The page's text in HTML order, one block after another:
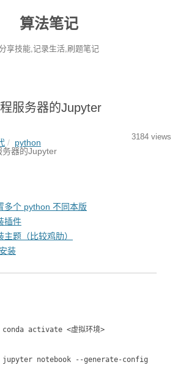
算法笔记
享技能,记录生活,刷题笔记
服务器的Jupyter
3184 views
python
务器的Jupyter
多个 python 不同本版
插件
题（比较鸡肋）
装
conda activate <虚拟环境>
jupyter notebook --generate-config